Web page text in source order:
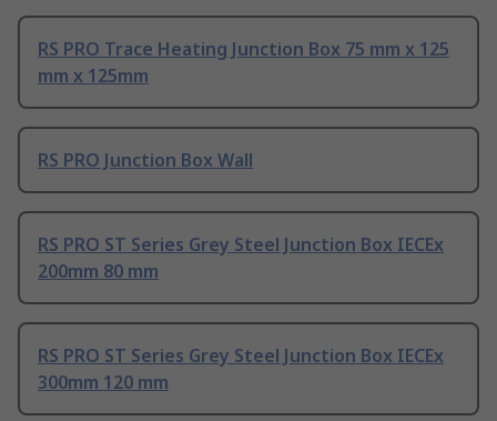
RS PRO Trace Heating Junction Box 75 mm x 125
mm x 125mm
RS PRO Junction Box Wall
RS PRO ST Series Grey Steel Junction Box IECEx
200mm 80 mm
RS PRO ST Series Grey Steel Junction Box IECEx
300mm 120 mm